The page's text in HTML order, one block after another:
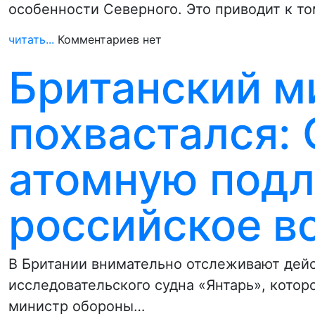
особенности Северного. Это приводит к
читать... Комментариев нет
Британский
атомную
российское
В Британии внимательно отслеживают
исследовательского судна «Янтарь»,
министр обороны…